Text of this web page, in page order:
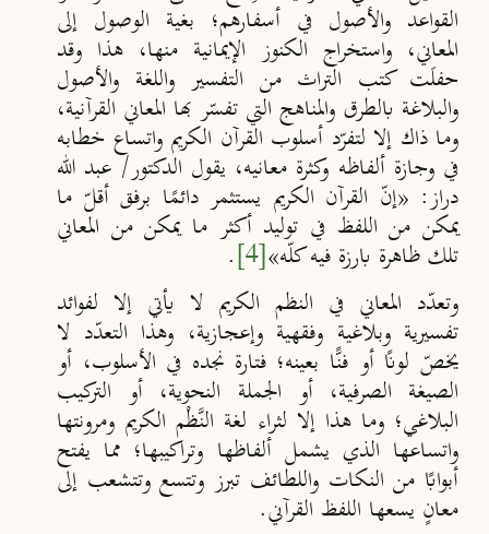
القواعد والأصول في أسفارهم؛ بغية الوصول إلى
المعاني، واستخراج الكنوز الإيمانية منها، هذا وقد
حفلَت كتب التراث من التفسير واللغة والأصول
والبلاغة بالطرق والمناهج التي تفسّر بها المعاني القرآنية،
وما ذاك إلا لتفرّد أسلوب القرآن الكريم واتساع خطابه
في وجازة ألفاظه وكثرة معانيه، يقول الدكتور/ عبد الله
دراز: «إنّ القرآن الكريم يستثمر دائمًا برفق أقلّ ما
يمكن من اللفظ في توليد أكثر ما يمكن من المعاني
تلك ظاهرة بارزة فيه كلّه»[4]
.
وتعدّد المعاني في النظم الكريم لا يأتي إلا لفوائد
تفسيرية وبلاغية وفقهية وإعجازية، وهذا التعدّد لا
يخصّ لونًا أو فنًّا بعينه؛ فتارة نجده في الأسلوب، أو
الصيغة الصرفية، أو الجملة النحوية، أو التركيب
البلاغي؛ وما هذا إلا لثراء لغة النَّظْم الكريم ومرونتها
واتساعها الذي يشمل ألفاظها وتراكيبها؛ مما يفتح
أبوابًا من النكات واللطائف تبرز وتتسع وتتشعب إلى
معانٍ يسعها اللفظ القرآني.